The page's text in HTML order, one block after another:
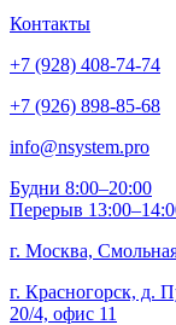
Контакты
+7 (928) 408-74-74
+7 (926) 898-85-68
info@nsystem.pro
Будни 8:00–20:00
Перерыв
г. Москва,
г. Красногорск, д.
20/4, офис 11